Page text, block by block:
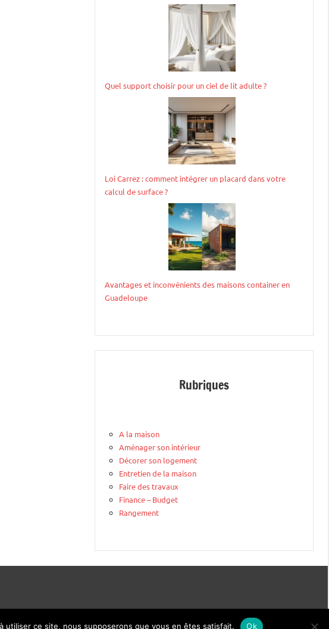
Quel support choisir pour un ciel de lit adulte ?
Loi Carrez : comment intégrer un placard dans votre
calcul de surface ?
Avantages et inconvénients des maisons container en
Guadeloupe
Rubriques
A la maison
Aménager son intérieur
Décorer son logement
Entretien de la maison
Faire des travaux
Finance – Budget
Rangement
utiliser ce site, nous supposerons que vous en êtes satisfait. Ok